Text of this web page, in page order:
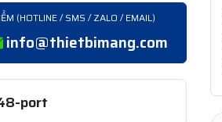
(HOTLINE / SMS / ZALO / EMAIL)
info@thietbimang.com
port